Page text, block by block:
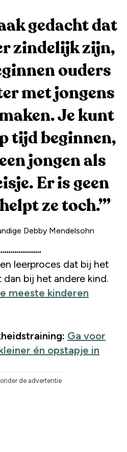
gedacht dat
zindelijk zijn,
ouders
met jongens
Je kunt
tijd beginnen,
jongen als
Er is geen
ze toch.’”
Debby Mendelsohn
leerproces dat bij het
bij het andere kind.
meeste kinderen
Ga voor
én opstapje in
de advertentie